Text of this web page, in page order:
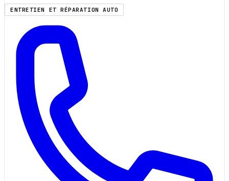
ENTRETIEN ET RÉPARATION AUTO